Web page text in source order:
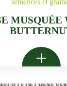
semences et